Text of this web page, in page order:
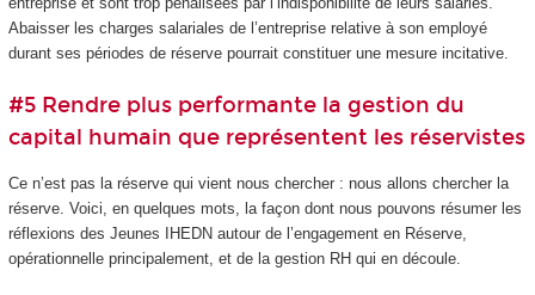
Abaisser les charges salariales de l’entreprise relative à son employé
durant ses périodes de réserve pourrait constituer une mesure incitative.
#5 Rendre plus performante la gestion du
capital humain que représentent les réservistes
Ce n’est pas la réserve qui vient nous chercher : nous allons chercher la
réserve. Voici, en quelques mots, la façon dont nous pouvons résumer les
réflexions des Jeunes IHEDN autour de l’engagement en Réserve,
opérationnelle principalement, et de la gestion RH qui en découle.